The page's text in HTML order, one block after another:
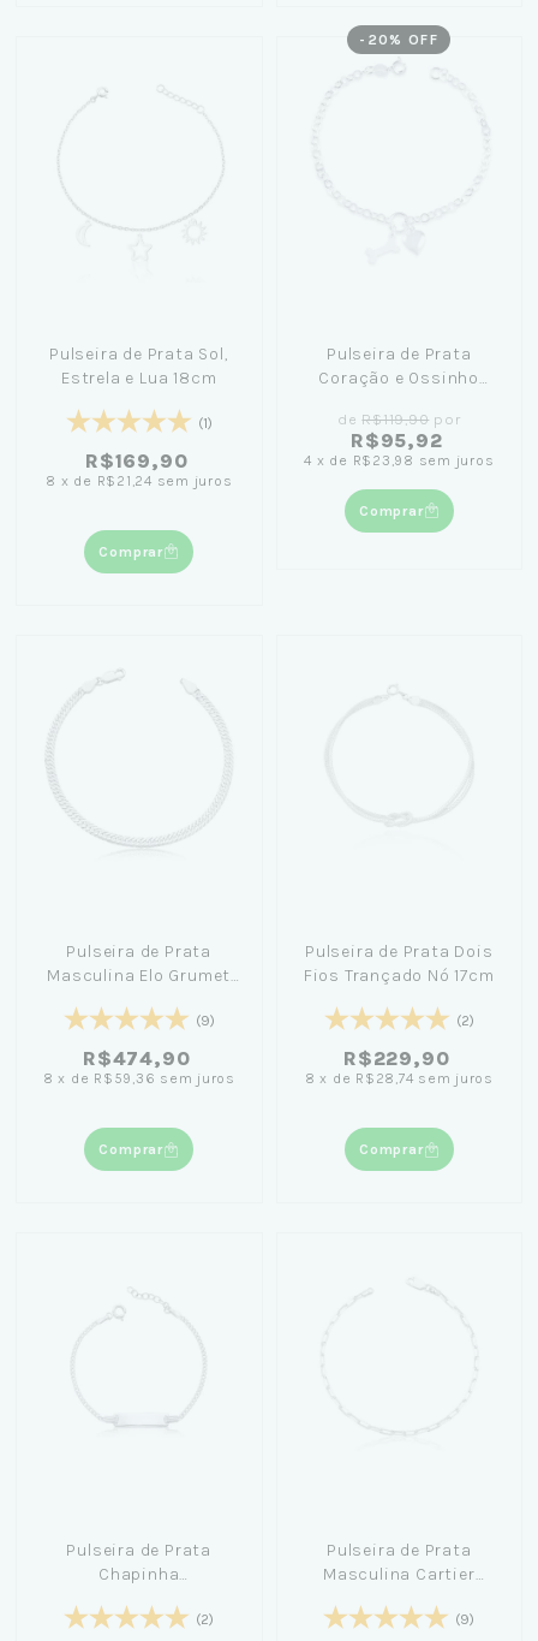
Pulseira de Prata Sol,
Estrela e Lua 18cm
(1)
R$169,90
8 x de R$21,24 sem juros
Comprar
- 20 % OFF
Pulseira de Prata
Coração e Ossinho
deR$119,90 por
R$95,92
4 x de R$23,98 sem juros
Comprar
Pulseira de Prata
Masculina Elo Grumet
(9)
R$474,90
8 x de R$59,36 sem juros
Comprar
Pulseira de Prata Dois
Fios Trançado Nó 17cm
(2)
R$229,90
8 x de R$28,74 sem juros
Comprar
Pulseira de Prata
Chapinha
Grumet 17cm (2)
Pulseira de Prata
Masculina Cartier
(9)